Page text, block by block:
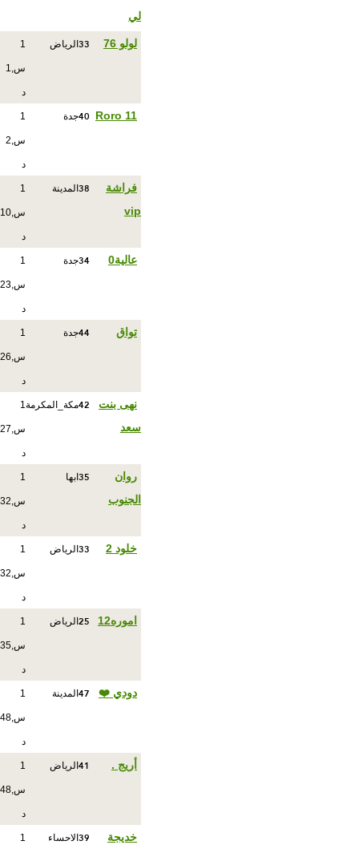
لي
لولو 76 33 الرياض 1
س,1
د
Roro 11
40جدة 1
س,2
د
فراشة
vip
38 المدينة 1
س,10
د
عالية0 34جدة 1
س,23
د
تواق 44جدة 1
س,26
د
نهى بنت
سعد
42مكة_المكرمة1
س,27
د
روان
الجنوب
35 ابها 1
س,32
د
خلود 2 33 الرياض 1
س,32
د
اموره12 25 الرياض 1
س,35
د
دودي ❤️ 47 المدينة 1
س,48
د
أريج . 41 الرياض 1
س,48
د
خديجة
39 الاحساء 1